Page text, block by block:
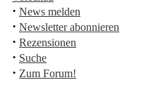
· News melden
· Newsletter abonnieren
· Rezensionen
· Suche
· Zum Forum!